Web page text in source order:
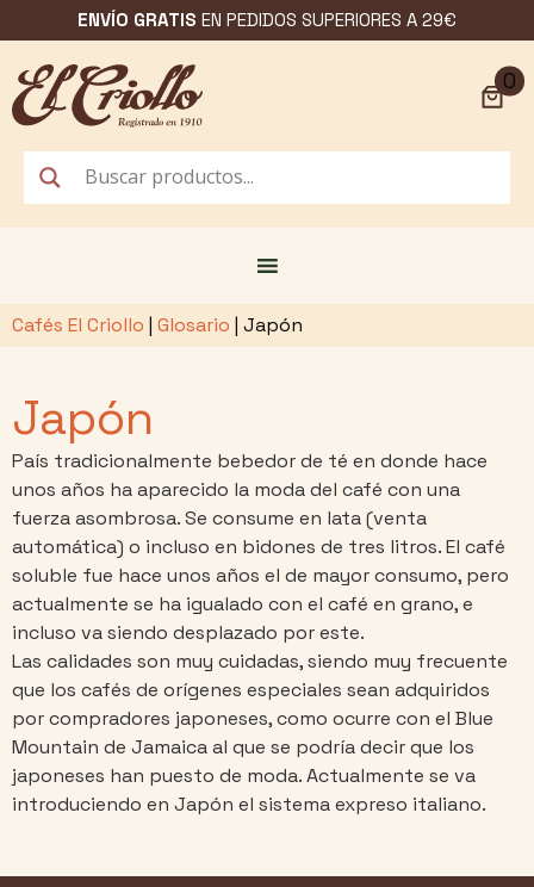
al
contenido
ENVÍO GRATIS EN PEDIDOS SUPERIORES A 29€
0
Cafés El Criollo | Glosario | Japón
Japón
País tradicionalmente bebedor de té en donde hace
unos años ha aparecido la moda del café con una
fuerza asombrosa. Se consume en lata (venta
automática) o incluso en bidones de tres litros. El café
soluble fue hace unos años el de mayor consumo, pero
actualmente se ha igualado con el café en grano, e
incluso va siendo desplazado por este.
Las calidades son muy cuidadas, siendo muy frecuente
que los cafés de orígenes especiales sean adquiridos
por compradores japoneses, como ocurre con el Blue
Mountain de Jamaica al que se podría decir que los
japoneses han puesto de moda. Actualmente se va
introduciendo en Japón el sistema expreso italiano.